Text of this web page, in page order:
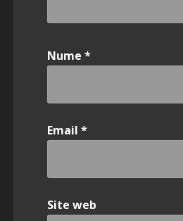
Nume *
Email *
Site web